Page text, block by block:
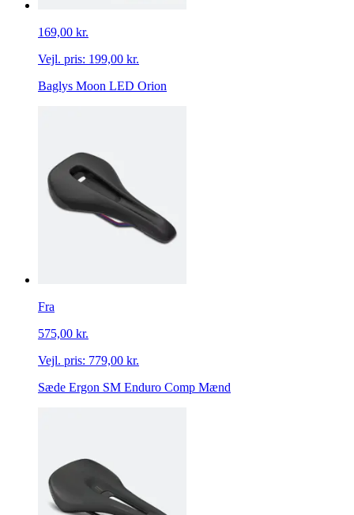
169,00 kr.
Vejl. pris: 199,00 kr.
Baglys Moon LED Orion
Fra
575,00 kr.
Vejl. pris: 779,00 kr.
Sæde Ergon SM Enduro Comp Mænd